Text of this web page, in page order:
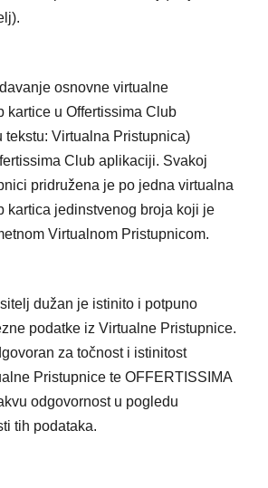
osnovne virtualne
kartice u Offertissima Club
Virtualna Pristupnica)
Club aplikaciji. Svakoj
pridružena je po jedna virtualna
kartica jedinstvenog broja koji je
Virtualnom Pristupnicom.
dužan je istinito i potpuno
podatke iz Virtualne Pristupnice.
za točnost i istinitost
Pristupnice te OFFERTISSIMA
odgovornost u pogledu
tih podataka.